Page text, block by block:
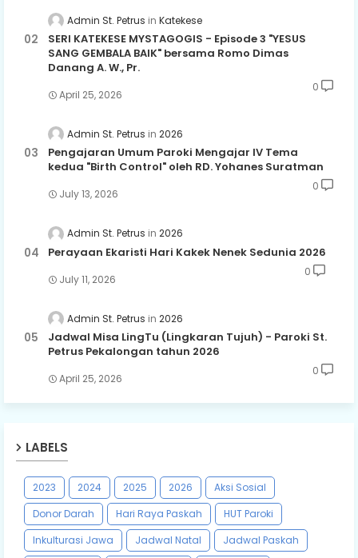
Admin St. Petrus Katekese
SERI KATEKESE MYSTAGOGIS - Episode 3 "YESUS
SANG GEMBALA BAIK" bersama Romo Dimas
Danang A. W., Pr.
April 25, 2026
0
Admin St. Petrus 2026
Pengajaran Umum Paroki Mengajar IV Tema
kedua "Birth Control" oleh RD. Yohanes Suratman
July 13, 2026
0
Admin St. Petrus 2026
Perayaan Ekaristi Hari Kakek Nenek Sedunia 2026
July 11, 2026
0
Admin St. Petrus 2026
Jadwal Misa LingTu (Lingkaran Tujuh) - Paroki St.
Petrus Pekalongan tahun 2026
April 25, 2026
0
LABELS
2023 2024 2025 2026
Aksi Sosial
Donor Darah
Hari Raya Paskah
HUT Paroki
Inkulturasi Jawa
Jadwal Natal
Jadwal Paskah